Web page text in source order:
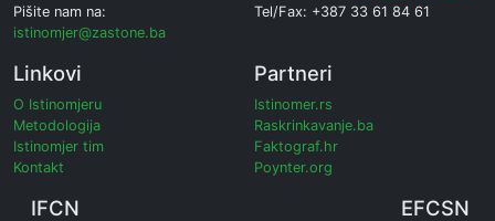
Pišite nam na:
istinomjer@zastone.ba
Tel/Fax: +387 33 61 84 61
Linkovi
O Istinomjeru
Metodologija
Istinomjer tim
Kontakt
Partneri
Istinomer.rs
Raskrinkavanje.ba
Faktograf.hr
Poynter.org
IFCN EFCSN